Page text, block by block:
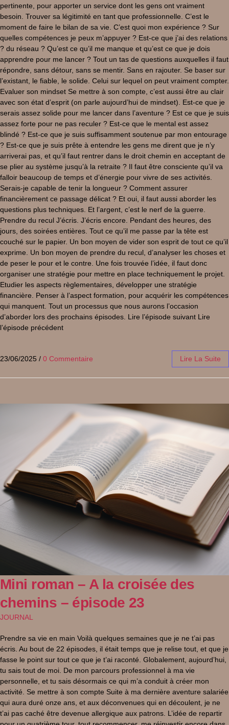
pertinente, pour apporter un service dont les gens ont vraiment
besoin. Trouver sa légitimité en tant que professionnelle. C’est le
moment de faire le bilan de sa vie. C’est quoi mon expérience ? Sur
quelles compétences je peux m’appuyer ? Est-ce que j’ai des relations
? du réseau ? Qu’est ce qu’il me manque et qu’est ce que je dois
apprendre pour me lancer ? Tout un tas de questions auxquelles il faut
répondre, sans détour, sans se mentir. Sans en rajouter. Se baser sur
l’existant, le fiable, le solide. Celui sur lequel on peut vraiment compter.
Evaluer son mindset Se mettre à son compte, c’est aussi être au clair
avec son état d’esprit (on parle aujourd’hui de mindset). Est-ce que je
serais assez solide pour me lancer dans l’aventure ? Est ce que je suis
assez forte pour ne pas reculer ? Est-ce que le mental est assez
blindé ? Est-ce que je suis suffisamment soutenue par mon entourage
? Est-ce que je suis prête à entendre les gens me dirent que je n’y
arriverai pas, et qu’il faut rentrer dans le droit chemin en acceptant de
se plier au système jusqu’à la retraite ? Il faut être consciente qu’il va
falloir beaucoup de temps et d’énergie pour vivre de ses activités.
Serais-je capable de tenir la longueur ? Comment assurer
financièrement ce passage délicat ? Et oui, il faut aussi aborder les
questions plus techniques. Et l’argent, c’est le nerf de la guerre.
Prendre du recul J’écris. J’écris encore. Pendant des heures, des
jours, des soirées entières. Tout ce qu’il me passe par la tête est
couché sur le papier. Un bon moyen de vider son esprit de tout ce qu’il
exprime. Un bon moyen de prendre du recul, d’analyser les choses et
de peser le pour et le contre. Une fois trouvée l’idée, il faut donc
organiser une stratégie pour mettre en place techniquement le projet.
Etudier les aspects règlementaires, développer une stratégie
financière. Penser à l’aspect formation, pour acquérir les compétences
qui manquent. Tout un processus que nous aurons l’occasion
d’aborder lors des prochains épisodes. Lire l’épisode suivant Lire
l’épisode précédent
23/06/2025 / 0 Commentaire Lire La Suite
Mini roman – A la croisée des
chemins – épisode 23
JOURNAL
Prendre sa vie en main Voilà quelques semaines que je ne t’ai pas
écris. Au bout de 22 épisodes, il était temps que je relise tout, et que je
fasse le point sur tout ce que je t’ai raconté. Globalement, aujourd’hui,
tu sais tout de moi. De mon parcours professionnel à ma vie
personnelle, et tu sais désormais ce qui m’a conduit à créer mon
activité. Se mettre à son compte Suite à ma dernière aventure salariée
qui aura duré onze ans, et aux déconvenues qui en découlent, je ne
t’ai pas caché être devenue allergique aux patrons. L’idée de repartir